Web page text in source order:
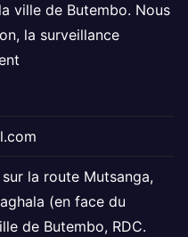
ville de Butembo. Nous
la surveillance
la route Mutsanga,
(en face du
de Butembo, RDC.